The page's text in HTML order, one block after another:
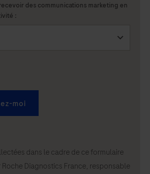
des communications marketing en
:
moi
dans le cadre de ce formulaire
Diagnostics France, responsable